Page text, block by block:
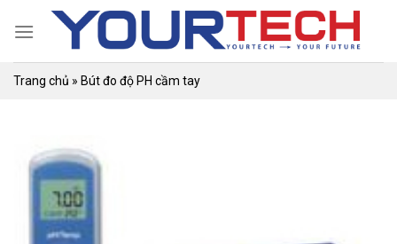
Trang chủ » Bút đo độ PH cầm tay